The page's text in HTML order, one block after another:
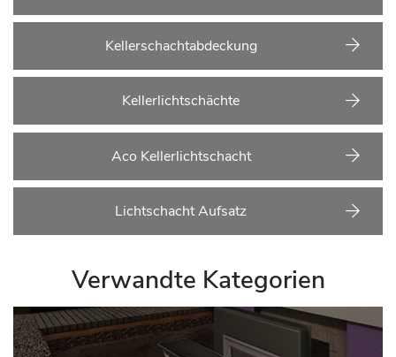
Kellerschachtabdeckung
Kellerlichtschächte
Aco Kellerlichtschacht
Lichtschacht Aufsatz
Verwandte Kategorien